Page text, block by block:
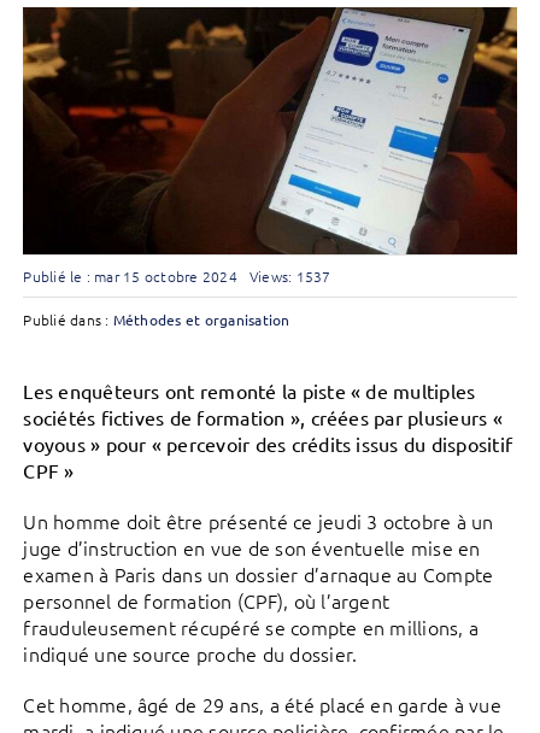
Publié le : mar 15 octobre 2024 Views: 1537
Publié dans : Méthodes et organisation
Les enquêteurs ont remonté la piste « de multiples
sociétés fictives de formation », créées par plusieurs «
voyous » pour « percevoir des crédits issus du dispositif
CPF »
Un homme doit être présenté ce jeudi 3 octobre à un
juge d’instruction en vue de son éventuelle mise en
examen à Paris dans un dossier d’arnaque au Compte
personnel de formation (CPF), où l’argent
frauduleusement récupéré se compte en millions, a
indiqué une source proche du dossier.
Cet homme, âgé de 29 ans, a été placé en garde à vue